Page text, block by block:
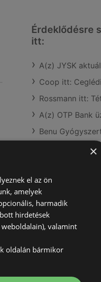
Érdeklődésre
itt:
A(z) JYSK
Coop itt: Ceglédi
Rossmann itt:
A(z) OTP Bank
Benu
×
el az ön
amelyek
harmadik
hirdetések
valamint
oldalán bármikor